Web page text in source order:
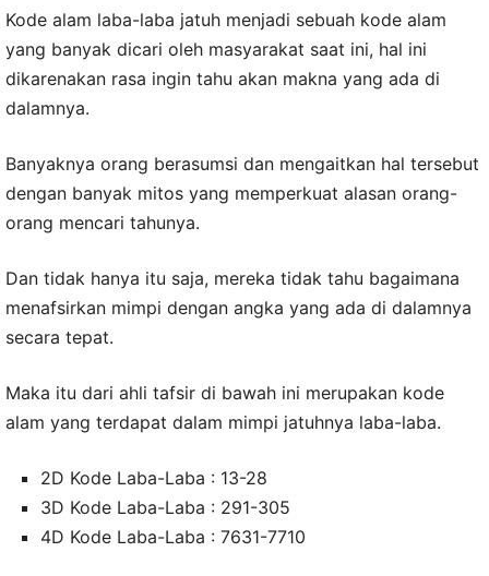
Kode alam laba-laba jatuh menjadi sebuah kode alam
yang banyak dicari oleh masyarakat saat ini, hal ini
dikarenakan rasa ingin tahu akan makna yang ada di
dalamnya.
Banyaknya orang berasumsi dan mengaitkan hal tersebut
dengan banyak mitos yang memperkuat alasan orang-
orang mencari tahunya.
Dan tidak hanya itu saja, mereka tidak tahu bagaimana
menafsirkan mimpi dengan angka yang ada di dalamnya
secara tepat.
Maka itu dari ahli tafsir di bawah ini merupakan kode
alam yang terdapat dalam mimpi jatuhnya laba-laba.
2D Kode Laba-Laba : 13-28
3D Kode Laba-Laba : 291-305
4D Kode Laba-Laba : 7631-7710